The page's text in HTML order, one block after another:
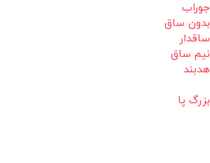
جوراب
بدون ساق
ساقدار
نیم ساق
هدبند
بزرگ پا